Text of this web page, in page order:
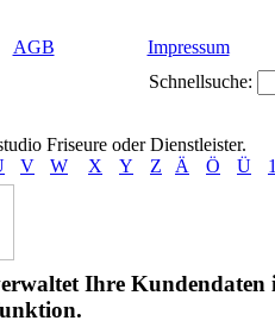
AGB Impressum
Schnellsuche:
Friseure oder Dienstleister.
V W X Y Z Ä Ö Ü 1
Ihre Kundendaten